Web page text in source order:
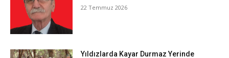
22 Temmuz 2026
Yıldızlarda Kayar Durmaz Yerinde